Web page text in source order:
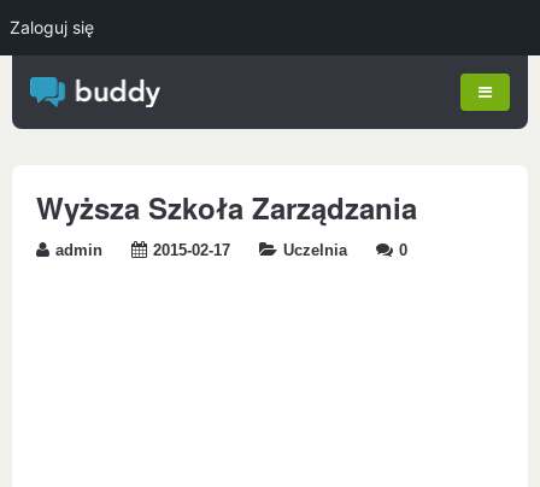
Wyższa Szkoła Zarządzania
admin 2015-02-17 Uczelnia 0
Zaloguj się